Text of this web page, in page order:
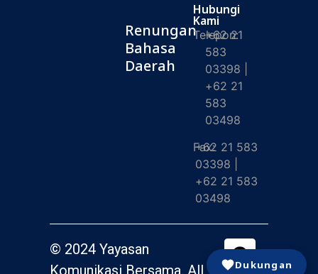
Renungan
Bahasa
Daerah
Hubungi
Kami
Telepon:
+62 21
583
03398 |
+62 21
583
03498
Fax:
+62 21 583
03398 |
+62 21 583
03498
© 2024 Yayasan
Dukungan